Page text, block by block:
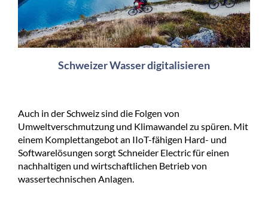
Schweizer Wasser digitalisieren
Auch in der Schweiz sind die Folgen von
Umweltverschmutzung und Klimawandel zu spüren. Mit
einem Komplettangebot an IIoT-fähigen Hard- und
Softwarelösungen sorgt Schneider Electric für einen
nachhaltigen und wirtschaftlichen Betrieb von
wassertechnischen Anlagen.